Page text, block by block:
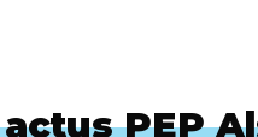
PEP